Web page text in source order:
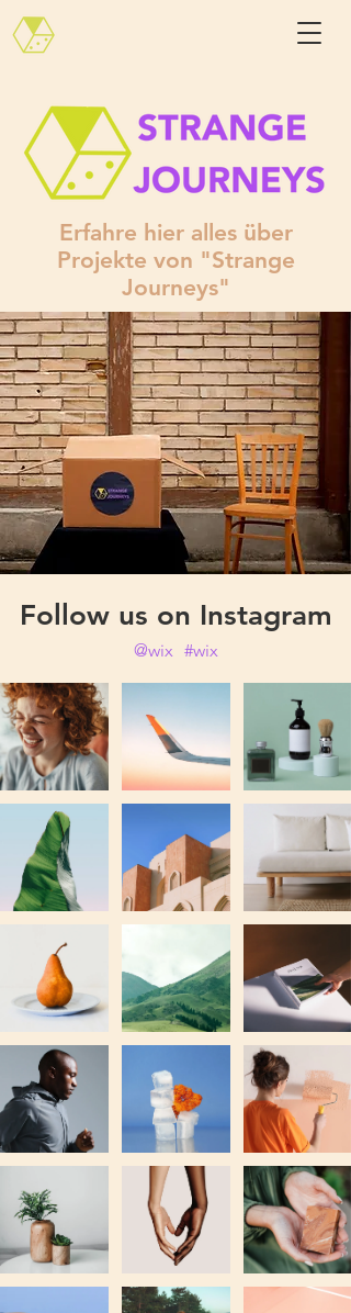
Erfahre hier alles über
Projekte von "Strange
Journeys"
Follow us on Instagram
#wix
@wix